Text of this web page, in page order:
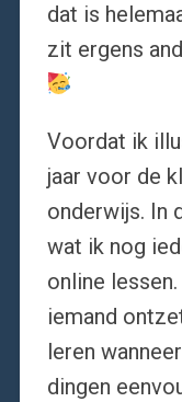
dat is
zit ergens
Voordat ik
jaar voor de
onderwijs. In
wat ik nog
online
iemand
leren
dingen